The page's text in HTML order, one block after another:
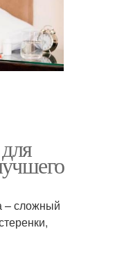
– сложный